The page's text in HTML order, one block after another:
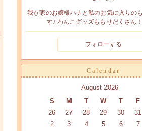
我が家のお嬢様ハナと私のお気に入りの
す♪ わんこグッズももりだくさん！
フォローする
Calendar
August 2026
S
M T W T F
26
27 28 29 30 31
2
3 4 5 6 7